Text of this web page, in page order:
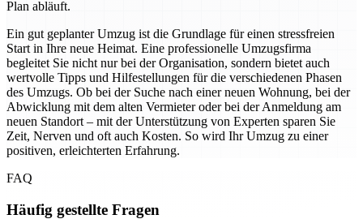
Plan abläuft.
Ein gut geplanter Umzug ist die Grundlage für einen stressfreien
Start in Ihre neue Heimat. Eine professionelle Umzugsfirma
begleitet Sie nicht nur bei der Organisation, sondern bietet auch
wertvolle Tipps und Hilfestellungen für die verschiedenen Phasen
des Umzugs. Ob bei der Suche nach einer neuen Wohnung, bei der
Abwicklung mit dem alten Vermieter oder bei der Anmeldung am
neuen Standort – mit der Unterstützung von Experten sparen Sie
Zeit, Nerven und oft auch Kosten. So wird Ihr Umzug zu einer
positiven, erleichterten Erfahrung.
FAQ
Häufig gestellte Fragen